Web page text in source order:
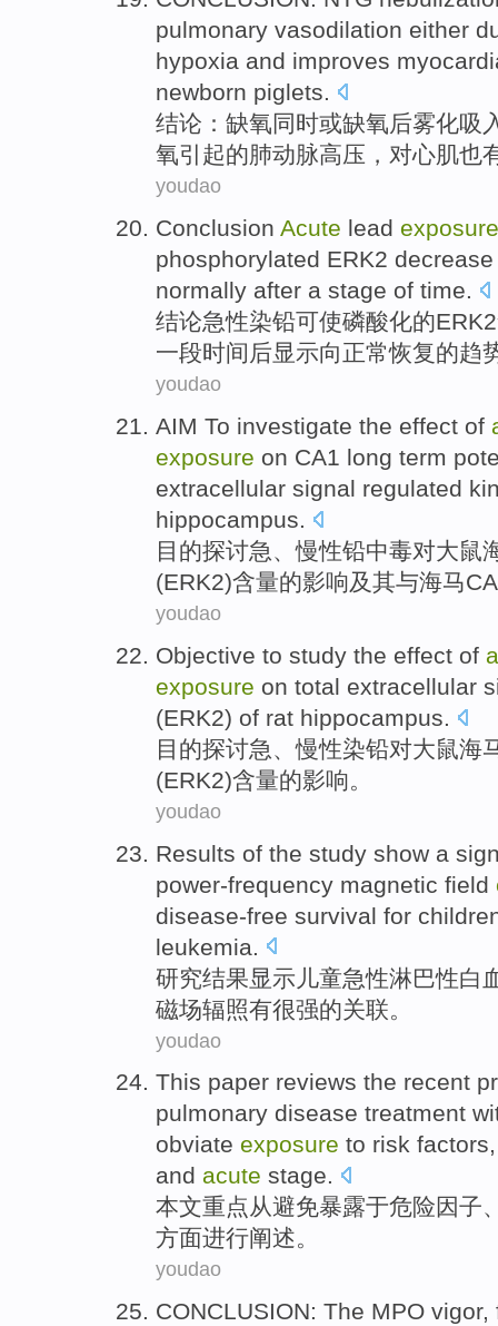
pulmonary vasodilation either
hypoxia and improves
newborn piglets.
结论 ： 缺氧同时或缺氧后雾化吸
氧引起的肺动脉高压 ，对心肌也
youdao
Conclusion Acute lead exposure
phosphorylated ERK2 decrease
normally after a stage of time.
结论急性染铅可使磷酸化的ERK2
一段时间后显示向正常恢复的趋
youdao
AIM To investigate the effect of
exposure on CA1 long term
extracellular signal regulated
hippocampus.
目的探讨急、慢性铅中毒对大鼠
(ERK2)含量的影响及其与海马
youdao
Objective to study the effect of
exposure on total extracellular
(ERK2) of rat hippocampus.
目的探讨急、慢性染铅对大鼠海
(ERK2)含量的影响。
youdao
Results of the study show a
power-frequency magnetic field
disease-free survival for
leukemia
研究结果显示 儿童急性淋巴性白
磁场辐照有很强的关联 。
youdao
This paper reviews the recent
pulmonary disease treatment
obviate exposure to risk factors
and acute stage.
本文重点从避免暴露于危险因子
方面进行阐述。
youdao
CONCLUSION: The MPO vigor,